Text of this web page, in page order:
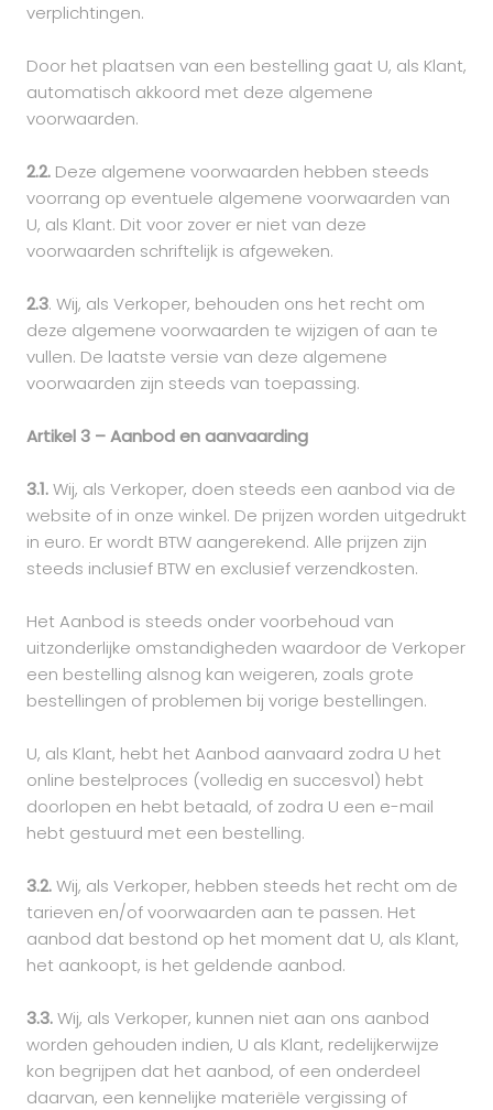
verplichtingen.
Door het plaatsen van een bestelling gaat U, als Klant,
automatisch akkoord met deze algemene
voorwaarden.
2.2. Deze algemene voorwaarden hebben steeds
voorrang op eventuele algemene voorwaarden van
U, als Klant. Dit voor zover er niet van deze
voorwaarden schriftelijk is afgeweken.
2.3. Wij, als Verkoper, behouden ons het recht om
deze algemene voorwaarden te wijzigen of aan te
vullen. De laatste versie van deze algemene
voorwaarden zijn steeds van toepassing.
Artikel 3 – Aanbod en aanvaarding
3.1.Wij, als Verkoper, doen steeds een aanbod via de
website of in onze winkel. De prijzen worden uitgedrukt
in euro. Er wordt BTW aangerekend. Alle prijzen zijn
steeds inclusief BTW en exclusief verzendkosten.
Het Aanbod is steeds onder voorbehoud van
uitzonderlijke omstandigheden waardoor de Verkoper
een bestelling alsnog kan weigeren, zoals grote
bestellingen of problemen bij vorige bestellingen.
U, als Klant, hebt het Aanbod aanvaard zodra U het
online bestelproces (volledig en succesvol) hebt
doorlopen en hebt betaald, of zodra U een e-mail
hebt gestuurd met een bestelling.
3.2.Wij, als Verkoper, hebben steeds het recht om de
tarieven en/of voorwaarden aan te passen. Het
aanbod dat bestond op het moment dat U, als Klant,
het aankoopt, is het geldende aanbod.
3.3.Wij, als Verkoper, kunnen niet aan ons aanbod
worden gehouden indien, U als Klant, redelijkerwijze
kon begrijpen dat het aanbod, of een onderdeel
daarvan, een kennelijke materiële vergissing of